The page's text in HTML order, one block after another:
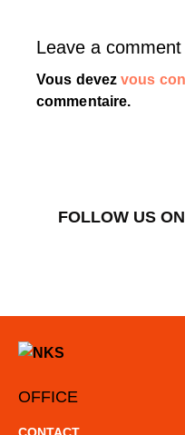
Leave a comment
Vous devezvous
commentaire.
FOLLOW US ON
OFFICE